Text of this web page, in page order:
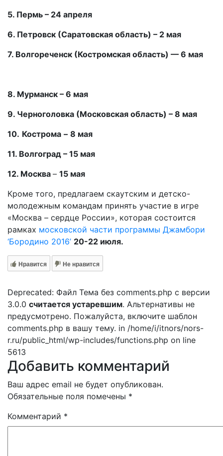
5. Пермь – 24 апреля
6. Петровск (Саратовская область) – 2 мая
7. Волгореченск (Костромская область) — 6 мая
8. Мурманск – 6 мая
9. Черноголовка (Московская область) – 8 мая
10. Кострома – 8 мая
11. Волгоград – 15 мая
12. Москва – 15 мая
Кроме того, предлагаем скаутским и детско-
молодежным командам принять участие в игре
«Москва – сердце России», которая состоится
рамках московской части программы Джамбори
‘Бородино 2016’ 20-22 июля.
Нравится Не нравится
Deprecated: Файл Тема без comments.php с версии
3.0.0 считается устаревшим. Альтернативы не
предусмотрено. Пожалуйста, включите шаблон
comments.php в вашу тему. in /home/i/itnors/nors-
r.ru/public_html/wp-includes/functions.php on line
5613
Добавить комментарий
Ваш адрес email не будет опубликован.
Обязательные поля помечены *
Комментарий *